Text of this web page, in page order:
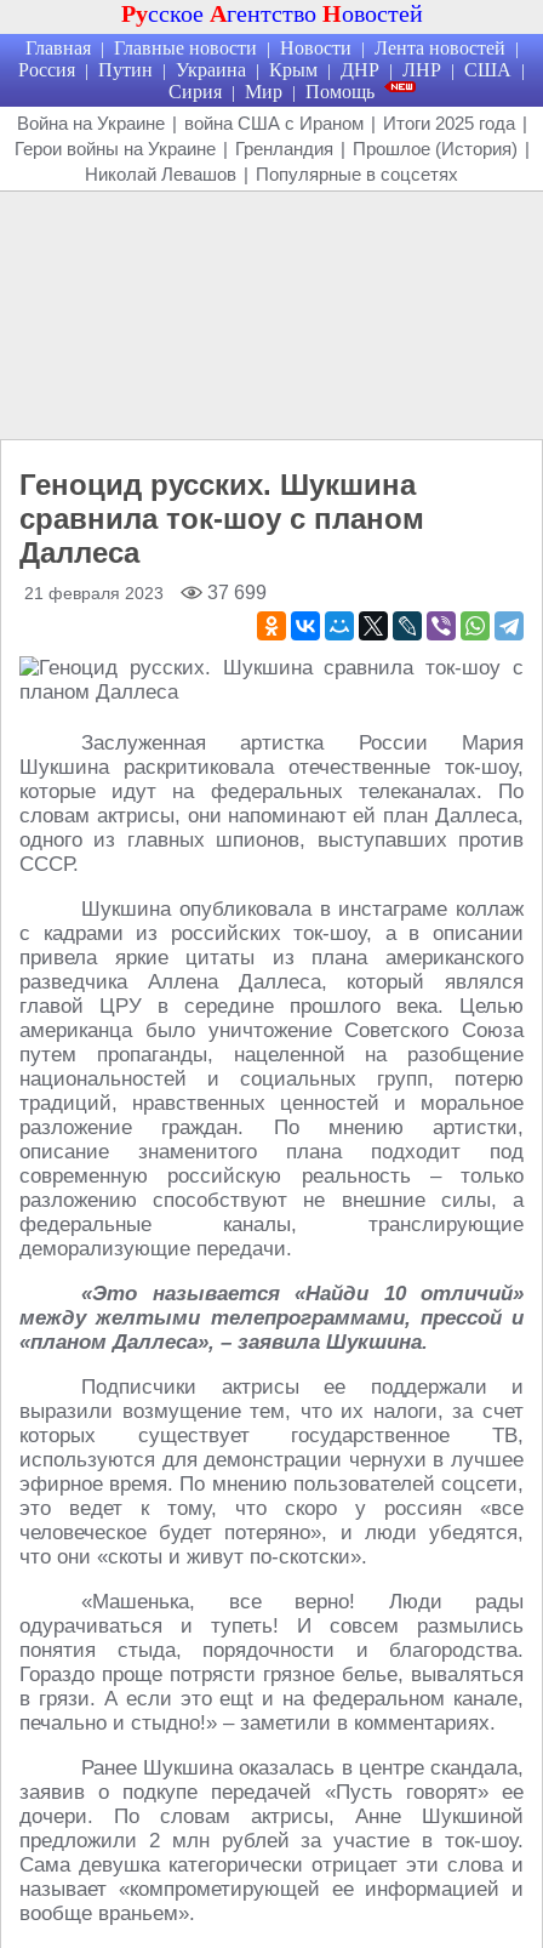
Русское Агентство Новостей
Главная | Главные новости | Новости | Лента новостей |
Россия | Путин | Украина | Крым | ДНР | ЛНР | США |
Сирия | Мир | Помощь
Война на Украине | война США с Ираном | Итоги 2025 года |
Герои войны на Украине | Гренландия | Прошлое (История) |
Николай Левашов | Популярные в соцсетях
Геноцид русских. Шукшина
сравнила ток-шоу с планом
Даллеса
21 февраля 2023 37 699
Заслуженная артистка России Мария
Шукшина раскритиковала отечественные ток-шоу,
которые идут на федеральных телеканалах. По
словам актрисы, они напоминают ей план Даллеса,
одного из главных шпионов, выступавших против
СССР.
Шукшина опубликовала в инстаграме коллаж
с кадрами из российских ток-шоу, а в описании
привела яркие цитаты из плана американского
разведчика Аллена Даллеса, который являлся
главой ЦРУ в середине прошлого века. Целью
американца было уничтожение Советского Союза
путем пропаганды, нацеленной на разобщение
национальностей и социальных групп, потерю
традиций, нравственных ценностей и моральное
разложение граждан. По мнению артистки,
описание знаменитого плана подходит под
современную российскую реальность – только
разложению способствуют не внешние силы, а
федеральные каналы, транслирующие
деморализующие передачи.
«Это называется «Найди 10 отличий»
между желтыми телепрограммами, прессой и
«планом Даллеса», – заявила Шукшина.
Подписчики актрисы ее поддержали и
выразили возмущение тем, что их налоги, за счет
которых существует государственное ТВ,
используются для демонстрации чернухи в лучшее
эфирное время. По мнению пользователей соцсети,
это ведет к тому, что скоро у россиян «все
человеческое будет потеряно», и люди убедятся,
что они «скоты и живут по-скотски».
«Машенька, все верно! Люди рады
одурачиваться и тупеть! И совсем размылись
понятия стыда, порядочности и благородства.
Гораздо проще потрясти грязное белье, вываляться
в грязи. А если это ещt и на федеральном канале,
печально и стыдно!» – заметили в комментариях.
Ранее Шукшина оказалась в центре скандала,
заявив о подкупе передачей «Пусть говорят» ее
дочери. По словам актрисы, Анне Шукшиной
предложили 2 млн рублей за участие в ток-шоу.
Сама девушка категорически отрицает эти слова и
называет «компрометирующей ее информацией и
вообще враньем».